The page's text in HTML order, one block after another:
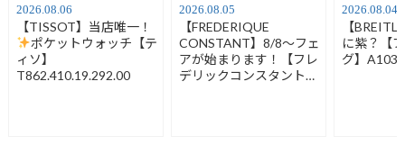
2026.08.06
【TISSOT】当店唯一！
ポケットウォッチ【テ
ィソ】
T862.410.19.292.00
2026.08.05
【FREDERIQUE
CONSTANT】8/8～フェ
アが始まります！【フレ
デリックコンスタント】
2026.08.04
【
に紫？【
グ】